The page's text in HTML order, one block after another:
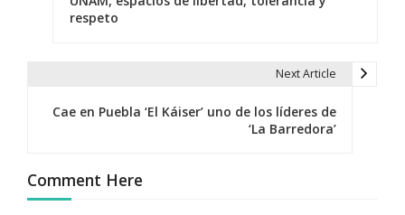
i
respeto
Next Article
Cae en Puebla ‘El Káiser’ uno de los líderes de
‘La Barredora’
Comment Here